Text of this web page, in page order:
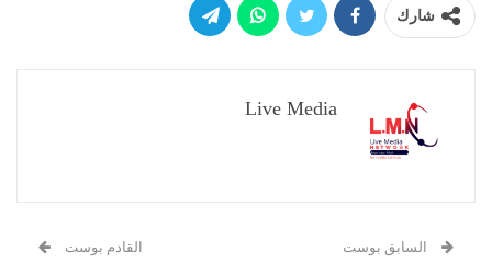
شارك
Live Media
السابق بوست القادم بوست